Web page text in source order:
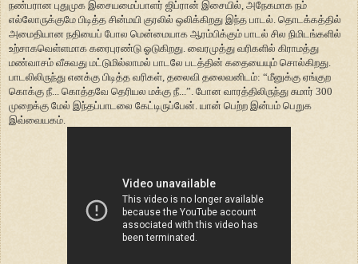
நண்பரான புதுமுக இசையமைப்பாளர் ஜிப்ரான் இசையில், அநேகமாக நம்
எல்லோருக்குமே பிடித்த சின்மயி குரலில் ஒலிக்கிறது இந்த பாடல். தொடக்கத்தில்
அமைதியான நதியைப் போல மென்மையாக ஆரம்பிக்கும் பாடல் சில நிமிடங்களில்
உற்சாகவெள்ளமாக கரைபுரண்டு ஓடுகிறது. வைரமுத்து வரிகளில் கிராமத்து
மண்வாசம் வீசுவது மட்டுமில்லாமல் பாடலே படத்தின் கதையையும் சொல்கிறது.
பாடலிலிருந்து எனக்கு பிடித்த வரிகள், தலைவி தலைவனிடம்: “மீனுக்கு ஏங்குற
கொக்கு நீ... கொத்தவே தெரியல மக்கு நீ...”. போன வாரத்திலிருந்து சுமார் 300
முறைக்கு மேல் இந்தப்பாடலை கேட்டிருப்பேன். யான் பெற்ற இன்பம் பெறுக
இவ்வையகம்.